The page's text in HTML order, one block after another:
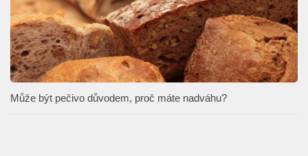
Může být pečivo důvodem, proč máte nadváhu?